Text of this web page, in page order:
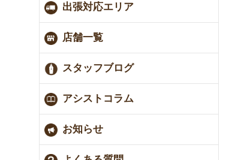
出張対応エリア
店舗一覧
スタッフブログ
アシストコラム
お知らせ